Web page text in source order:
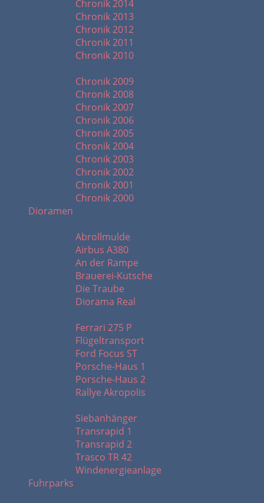
Chronik 2014
Chronik 2013
Chronik 2012
Chronik 2011
Chronik 2010
Chronik 2009
Chronik 2008
Chronik 2007
Chronik 2006
Chronik 2005
Chronik 2004
Chronik 2003
Chronik 2002
Chronik 2001
Chronik 2000
Dioramen
Abrollmulde
Airbus A380
An der Rampe
Brauerei-Kutsche
Die Traube
Diorama Real
Ferrari 275 P
Flügeltransport
Ford Focus ST
Porsche-Haus 1
Porsche-Haus 2
Rallye Akropolis
Siebanhänger
Transrapid 1
Transrapid 2
Trasco TR 42
Windenergieanlage
Fuhrparks